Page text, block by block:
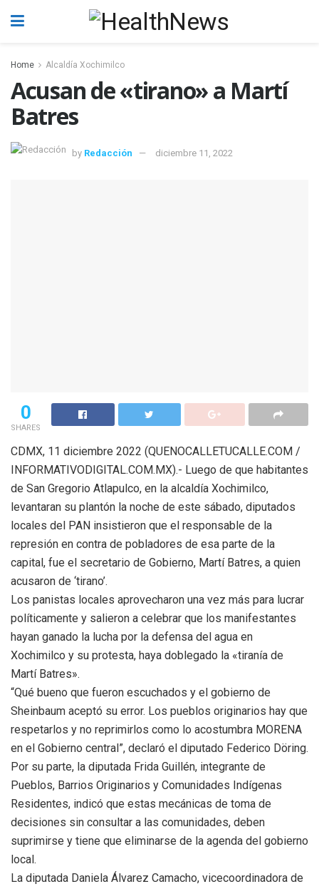
Home Alcaldía Xochimilco
Acusan de «tirano» a Martí
Batres
by Redacción diciembre 11, 2022
0
SHARES
CDMX, 11 diciembre 2022 (QUENOCALLETUCALLE.COM /
INFORMATIVODIGITAL.COM.MX).- Luego de que habitantes
de San Gregorio Atlapulco, en la alcaldía Xochimilco,
levantaran su plantón la noche de este sábado, diputados
locales del PAN insistieron que el responsable de la
represión en contra de pobladores de esa parte de la
capital, fue el secretario de Gobierno, Martí Batres, a quien
acusaron de ‘tirano’.
Los panistas locales aprovecharon una vez más para lucrar
políticamente y salieron a celebrar que los manifestantes
hayan ganado la lucha por la defensa del agua en
Xochimilco y su protesta, haya doblegado la «tiranía de
Martí Batres».
“Qué bueno que fueron escuchados y el gobierno de
Sheinbaum aceptó su error. Los pueblos originarios hay que
respetarlos y no reprimirlos como lo acostumbra MORENA
en el Gobierno central”, declaró el diputado Federico Döring.
Por su parte, la diputada Frida Guillén, integrante de
Pueblos, Barrios Originarios y Comunidades Indígenas
Residentes, indicó que estas mecánicas de toma de
decisiones sin consultar a las comunidades, deben
suprimirse y tiene que eliminarse de la agenda del gobierno
local.
La diputada Daniela Álvarez Camacho, vicecoordinadora de